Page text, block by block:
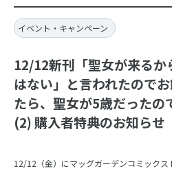
イベント・キャンペーン
12/12新刊「聖女が来るか
はない」と言われたので
たら、聖女が5歳だったの
(2) 購入者特典のお知らせ
12/12（金）にマッグガーデンコミックス